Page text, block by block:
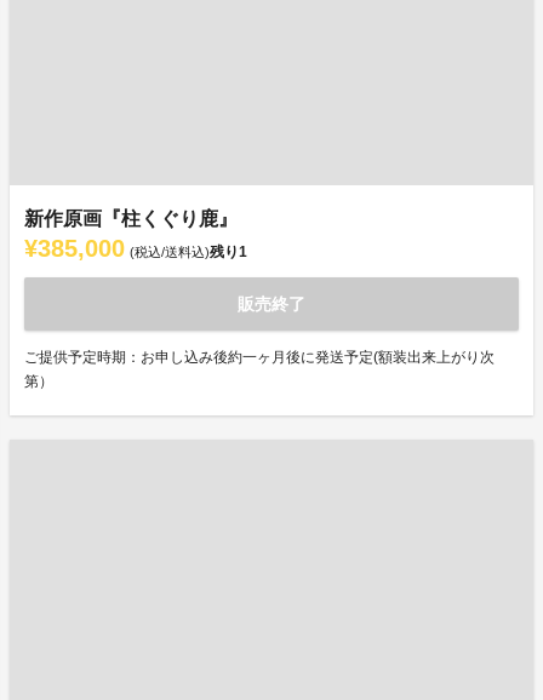
新作原画『柱くぐり鹿』
¥385,000 (税込/送料込)残り1
販売終了
ご提供予定時期：お申し込み後約一ヶ月後に発送予定(額装出来上がり次
第）